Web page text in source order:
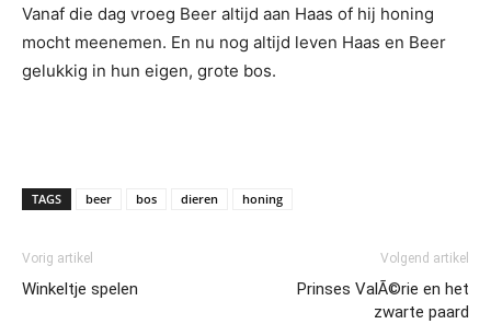
Vanaf die dag vroeg Beer altijd aan Haas of hij honing
mocht meenemen. En nu nog altijd leven Haas en Beer
gelukkig in hun eigen, grote bos.
TAGS beer bos dieren honing
Vorig artikel
Winkeltje spelen
Volgend artikel
Prinses ValÃ©rie en het
zwarte paard